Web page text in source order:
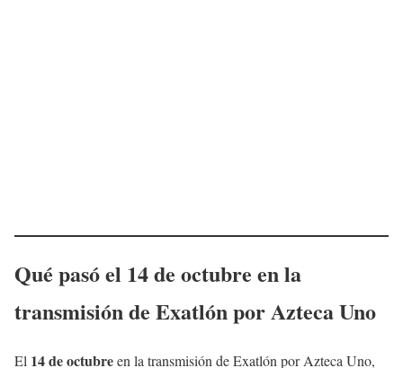
Qué pasó el 14 de octubre en la
transmisión de Exatlón por Azteca Uno
El 14 de octubreen la transmisión de Exatlón por Azteca Uno,